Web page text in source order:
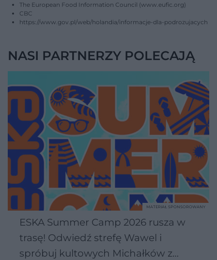
The European Food Information Council (www.eufic.org)
CBC
https://www.gov.pl/web/holandia/informacje-dla-podrozujacych
NASI PARTNERZY POLECAJĄ
ESKA Summer Camp 2026 rusza w
trasę! Odwiedź strefę Wawel i
spróbuj kultowych Michałków z
MATERIAŁ SPONSOROWANY